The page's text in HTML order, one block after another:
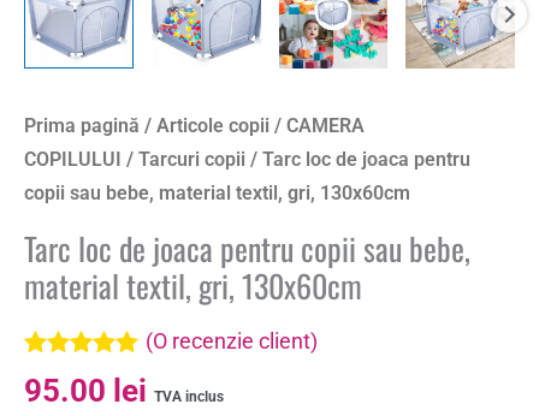
Prima pagină / Articole copii / CAMERA
COPILULUI / Tarcuri copii / Tarc loc de joaca pentru
copii sau bebe, material textil, gri, 130x60cm
Tarc loc de joaca pentru copii sau bebe,
material textil, gri, 130x60cm
Evaluat la
5.00din 5 pe
(O recenzie client)
95.00 lei TVA inclus